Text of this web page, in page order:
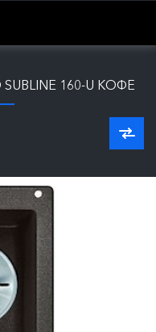
160-U КОФЕ